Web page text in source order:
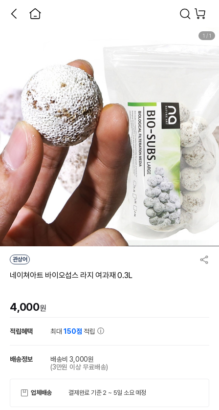
1 / 1
관상어
네이쳐아트 바이오섭스 라지 여과재 0.3L
4,000원
적립혜택 최대150점 적립
배송정보
배송비 3,000원
(3만원 이상 무료배송)
업체배송 결제완료 기준 2 ~ 5일 소요 예정